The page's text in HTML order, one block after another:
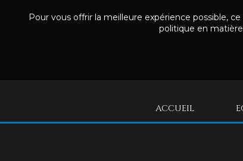
ACCUEIL
Pour vous offrir la meilleure expérience possible,
politique en